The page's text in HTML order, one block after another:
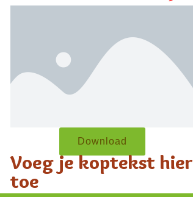
Download
Voeg je koptekst hier
toe